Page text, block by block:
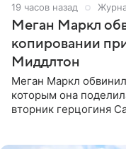
19 часов назад
Меган Маркл
копировании
Миддлтон
Меган Маркл
которым она
вторник герцогиня